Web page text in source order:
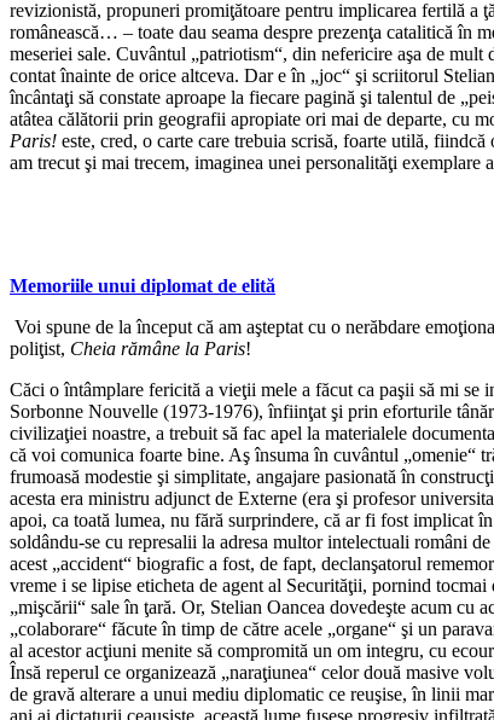
revizionistă, propuneri promiţătoare pentru implicarea fertilă
românească… – toate dau seama despre prezenţa catalitică în
meseriei sale. Cuvântul „patriotism“, din nefericire aşa de
contat înainte de orice altceva. Dar e în „joc“ şi scriitorul
încântaţi să constate aproape la fiecare pagină şi talentul de
atâtea călătorii prin geografii apropiate ori mai de departe, cu
Paris! este, cred, o carte care trebuia scrisă, foarte utilă,
am trecut şi mai trecem, imaginea unei personalităţi
Memoriile unui diplomat de elită
Voi spune de la început că am aşteptat cu o nerăbdare
poliţist, Cheia rămâne la Paris!
Căci o întâmplare fericită a vieţii mele a făcut ca paşii să mi se
Sorbonne Nouvelle (1973-1976), înfiinţat şi prin eforturile
civilizaţiei noastre, a trebuit să fac apel la materialele
că voi comunica foarte bine. Aş însuma în cuvântul „omenie“
frumoasă modestie şi simplitate, angajare pasionată în
acesta era ministru adjunct de Externe (era şi profesor
apoi, ca toată lumea, nu fără surprindere, că ar fi fost implicat
soldându-se cu represalii la adresa multor intelectuali români
acest „accident“ biografic a fost, de fapt, declanşatorul
vreme i se lipise eticheta de agent al Securităţii, pornind
„mişcării“ sale în ţară. Or, Stelian Oancea dovedeşte acum
„colaborare“ făcute în timp de către acele „organe“ şi un
al acestor acţiuni menite să compromită un om integru, cu
Însă reperul ce organizează „naraţiunea“ celor două masive
de gravă alterare a unui mediu diplomatic ce reuşise, în linii